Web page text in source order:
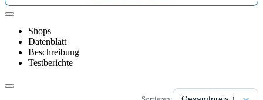
Shops
Datenblatt
Beschreibung
Testberichte